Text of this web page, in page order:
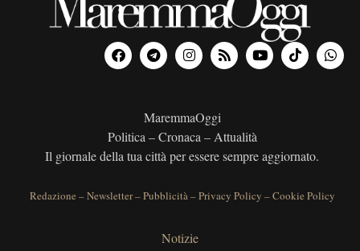
MaremmaOggi
Politica – Cronaca – Attualità
Il giornale della tua città per essere sempre aggiornato.
Redazione –Newsletter–Pubblicità–Privacy Policy –Cookie Policy
Notizie